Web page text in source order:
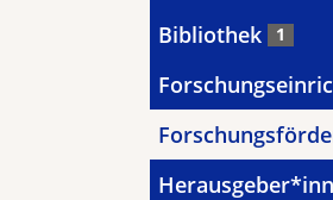
Bibliothek 1